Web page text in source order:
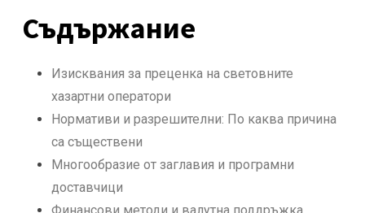
Съдържание
Изисквания за преценка на световните
хазартни оператори
Нормативи и разрешителни: По каква причина
са съществени
Многообразие от заглавия и програмни
доставчици